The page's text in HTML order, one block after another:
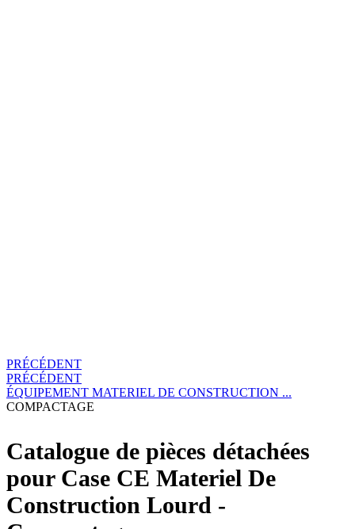
PRÉCÉDENT
PRÉCÉDENT
ÉQUIPEMENT MATERIEL DE CONSTRUCTION ...
COMPACTAGE
Catalogue de pièces détachées
pour Case CE Materiel De
Construction Lourd -